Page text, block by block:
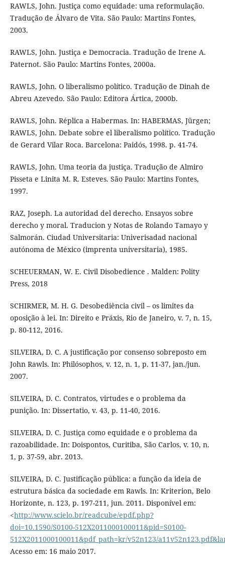
RAWLS, John. Justiça como equidade: uma reformulação.
Tradução de Álvaro de Vita. São Paulo: Martins Fontes,
2003.
RAWLS, John. Justiça e Democracia. Tradução de Irene A.
Paternot. São Paulo: Martins Fontes, 2000a.
RAWLS, John. O liberalismo político. Tradução de Dinah de
Abreu Azevedo. São Paulo: Editora Ártica, 2000b.
RAWLS, John. Réplica a Habermas. In: HABERMAS, Jürgen;
RAWLS, John. Debate sobre el liberalismo político. Tradução
de Gerard Vilar Roca. Barcelona: Paidós, 1998. p. 41-74.
RAWLS, John. Uma teoria da justiça. Tradução de Almiro
Pisseta e Linita M. R. Esteves. São Paulo: Martins Fontes,
1997.
RAZ, Joseph. La autoridad del derecho. Ensayos sobre
derecho y moral. Traducion y Notas de Rolando Tamayo y
Salmorán. Ciudad Universitaria: Univerisadad nacional
autónoma de México (imprenta universitaria), 1985.
SCHEUERMAN, W. E. Civil Disobedience . Malden: Polity
Press, 2018
SCHIRMER, M. H. G. Desobediência civil – os limites da
oposição à lei. In: Direito e Práxis, Rio de Janeiro, v. 7, n. 15,
p. 80-112, 2016.
SILVEIRA, D. C. A justificação por consenso sobreposto em
John Rawls. In: Philósophos, v. 12, n. 1, p. 11-37, jan./jun.
2007.
SILVEIRA, D. C. Contratos, virtudes e o problema da
punição. In: Dissertatio, v. 43, p. 11-40, 2016.
SILVEIRA, D. C. Justiça como equidade e o problema da
razoabilidade. In: Doispontos, Curitiba, São Carlos, v. 10, n.
1, p. 37-59, abr. 2013.
SILVEIRA, D. C. Justificação pública: a função da ideia de
estrutura básica da sociedade em Rawls. In: Kriterion, Belo
Horizonte, n. 123, p. 197-211, jun. 2011. Disponível em:
<http://www.scielo.br/readcube/epdf.php?
doi=10.1590/S0100-512X2011000100011&pid=S0100-
512X2011000100011&pdf_path=kr/v52n123/
Acesso em: 16 maio 2017.